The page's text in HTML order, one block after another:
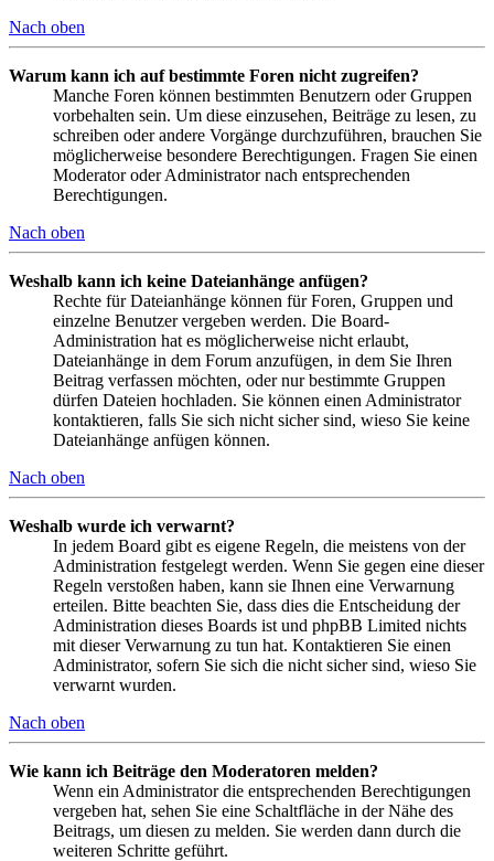
Nach oben
Warum kann ich auf bestimmte Foren nicht zugreifen?
Manche Foren können bestimmten Benutzern oder Gruppen
vorbehalten sein. Um diese einzusehen, Beiträge zu lesen, zu
schreiben oder andere Vorgänge durchzuführen, brauchen Sie
möglicherweise besondere Berechtigungen. Fragen Sie einen
Moderator oder Administrator nach entsprechenden
Berechtigungen.
Nach oben
Weshalb kann ich keine Dateianhänge anfügen?
Rechte für Dateianhänge können für Foren, Gruppen und
einzelne Benutzer vergeben werden. Die Board-
Administration hat es möglicherweise nicht erlaubt,
Dateianhänge in dem Forum anzufügen, in dem Sie Ihren
Beitrag verfassen möchten, oder nur bestimmte Gruppen
dürfen Dateien hochladen. Sie können einen Administrator
kontaktieren, falls Sie sich nicht sicher sind, wieso Sie keine
Dateianhänge anfügen können.
Nach oben
Weshalb wurde ich verwarnt?
In jedem Board gibt es eigene Regeln, die meistens von der
Administration festgelegt werden. Wenn Sie gegen eine dieser
Regeln verstoßen haben, kann sie Ihnen eine Verwarnung
erteilen. Bitte beachten Sie, dass dies die Entscheidung der
Administration dieses Boards ist und phpBB Limited nichts
mit dieser Verwarnung zu tun hat. Kontaktieren Sie einen
Administrator, sofern Sie sich die nicht sicher sind, wieso Sie
verwarnt wurden.
Nach oben
Wie kann ich Beiträge den Moderatoren melden?
Wenn ein Administrator die entsprechenden Berechtigungen
vergeben hat, sehen Sie eine Schaltfläche in der Nähe des
Beitrags, um diesen zu melden. Sie werden dann durch die
weiteren Schritte geführt.